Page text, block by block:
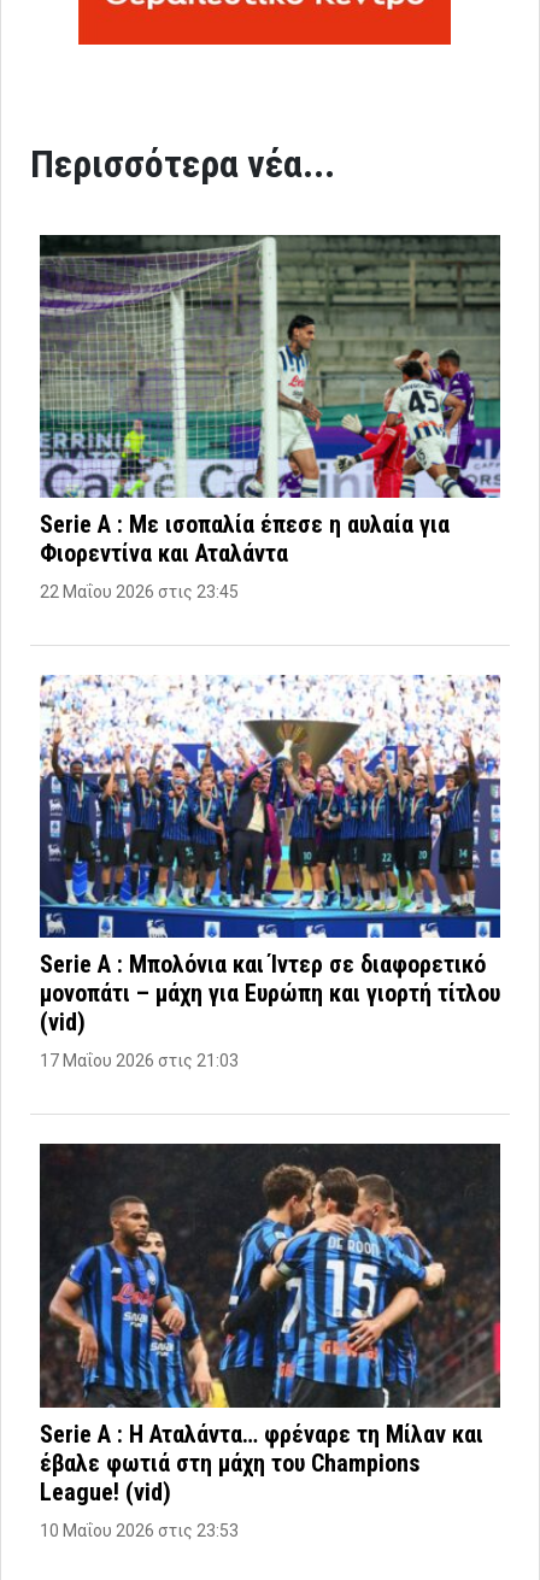
Περισσότερα νέα...
Serie A : Με ισοπαλία έπεσε η αυλαία για
Φιορεντίνα και Αταλάντα
22 Μαΐου 2026 στις 23:45
Serie A : Μπολόνια και Ίντερ σε διαφορετικό
μονοπάτι – μάχη για Ευρώπη και γιορτή τίτλου
(vid)
17 Μαΐου 2026 στις 21:03
Serie A : Η Αταλάντα… φρέναρε τη Μίλαν και
έβαλε φωτιά στη μάχη του Champions
League! (vid)
10 Μαΐου 2026 στις 23:53